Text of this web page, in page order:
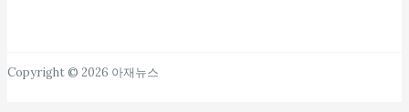
Copyright © 2026 아재뉴스